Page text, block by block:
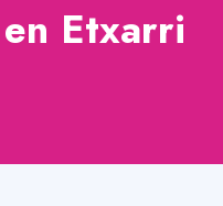
Etxarri